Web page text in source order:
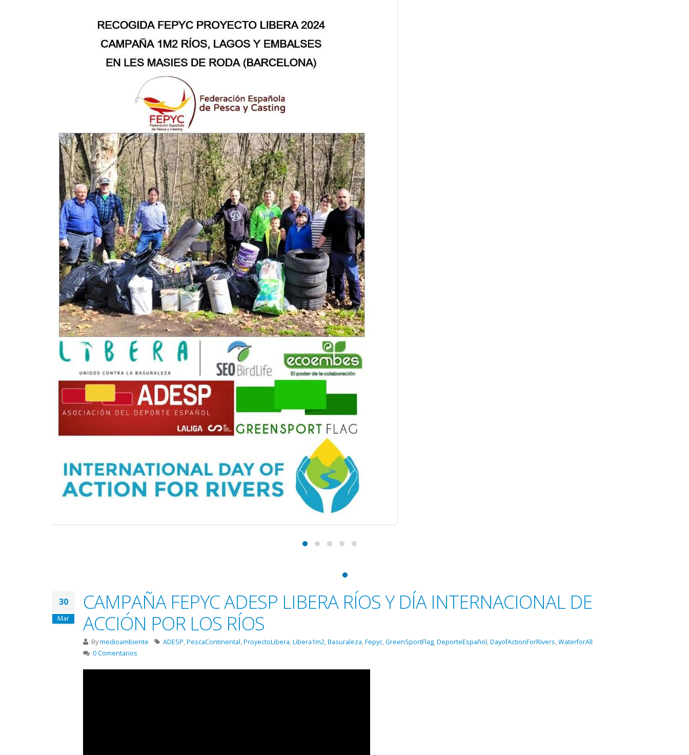
30
Mar
CAMPAÑA FEPYC ADESP LIBERA RÍOS Y DÍA INTERNACIONAL DE
ACCIÓN POR LOS RÍOS
Bymedioambiente ADESP,PescaContinental,ProyectoLibera,Libera1m2,Basuraleza,Fepyc,GreenSportFlag,DeporteEspañol,DayofActionForRivers,WaterforAll
0 Comentarios